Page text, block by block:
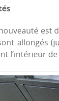
est
allongés
l’intérieur